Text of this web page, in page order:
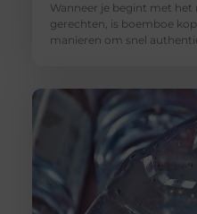
Wanneer je begint met het
gerechten, is boemboe
manieren om snel